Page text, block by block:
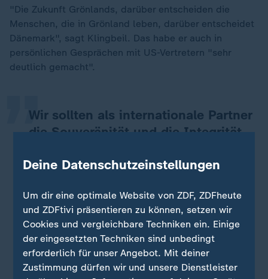
"Die Zukunft Grönlands, darüber entscheiden die
Menschen, die in Grönland leben, darüber entscheidet
Dänemark", sagt Klingbeil. Das habe er auch in
persönlichen Gesprächen mit US-Vertretern "sehr
deutlich gemacht".
Wir sollten als internationale Partner
die Souveränität und die Integrität
erwarte ich auch von der
„
Lars Klingbeil, Vizekanzler und Bundesfinanzminister (SPD)
Ex-Nato-Strategin: Trumps Grönland-Pläne sind
Landraub
Deine Datenschutzeinstellungen
Um dir eine optimale Website von ZDF, ZDFheute
und ZDFtivi präsentieren zu können, setzen wir
Cookies und vergleichbare Techniken ein. Einige
der eingesetzten Techniken sind unbedingt
erforderlich für unser Angebot. Mit deiner
Zustimmung dürfen wir und unsere Dienstleister